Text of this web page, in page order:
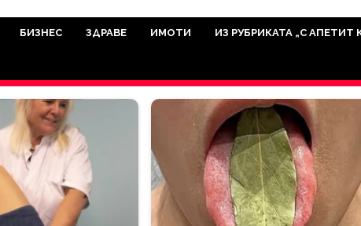
мисията да отразява всичко
на нашия сайт са от
аудитория, затова държим на
БИЗНЕС ЗДРАВЕ ИМОТИ ИЗ РУБРИКАТА „С АПЕТИТ